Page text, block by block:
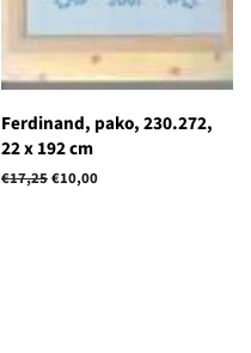
Ferdinand, pako, 230.272,
22 x 192 cm
Normale
€17,25Aanbiedingsprijs
€10,00